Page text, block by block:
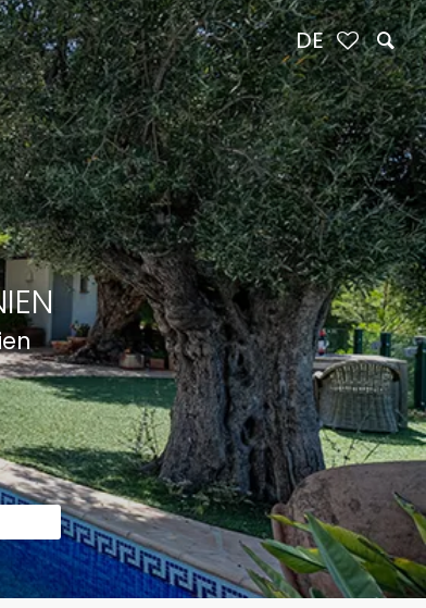
DE